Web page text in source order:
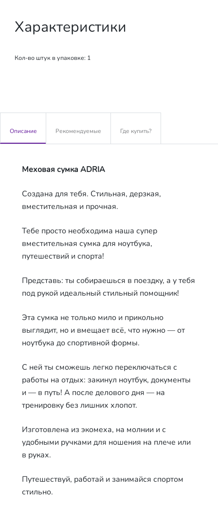
Характеристики
Кол-во штук в упаковке: 1
Описание Рекомендуемые Где купить?
Меховая сумка ADRIA
Создана для тебя. Стильная, дерзкая,
вместительная и прочная.
Тебе просто необходима наша супер
вместительная сумка для ноутбука,
путешествий и спорта!
Представь: ты собираешься в поездку, а у тебя
под рукой идеальный стильный помощник!
Эта сумка не только мило и прикольно
выглядит, но и вмещает всё, что нужно — от
ноутбука до спортивной формы.
С ней ты сможешь легко переключаться с
работы на отдых: закинул ноутбук, документы
и — в путь! А после делового дня — на
тренировку без лишних хлопот.
Изготовлена из экомеха, на молнии и с
удобными ручками для ношения на плече или
в руках.
Путешествуй, работай и занимайся спортом
стильно.